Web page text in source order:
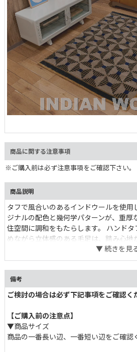
U
n
t
/
L
o
a
d
:
1
.
0
0
商品に関する注意事項
※ご購入前は必ず注意事項をご確認下さい。
商品説明
タフで風合いのあるインドウールを使用
ジナルの配色と幾何学パターンが、重厚
住空間に調和をもたらします。 ハンド
めながら立体感のある毛足は、踏み心
らしへの馴染みを感じられます。 天然素
から、味わいが増し、落ち着きのある表
して育て上げたい一枚です。 一人暮ら
でも、レイアウトしやすい定番サイズ
備考
ご検討の場合は必ず下記事項をご確認く
【ご購入前の注意点】
▼商品サイズ
商品の一番長い辺、一番短い辺をご確認